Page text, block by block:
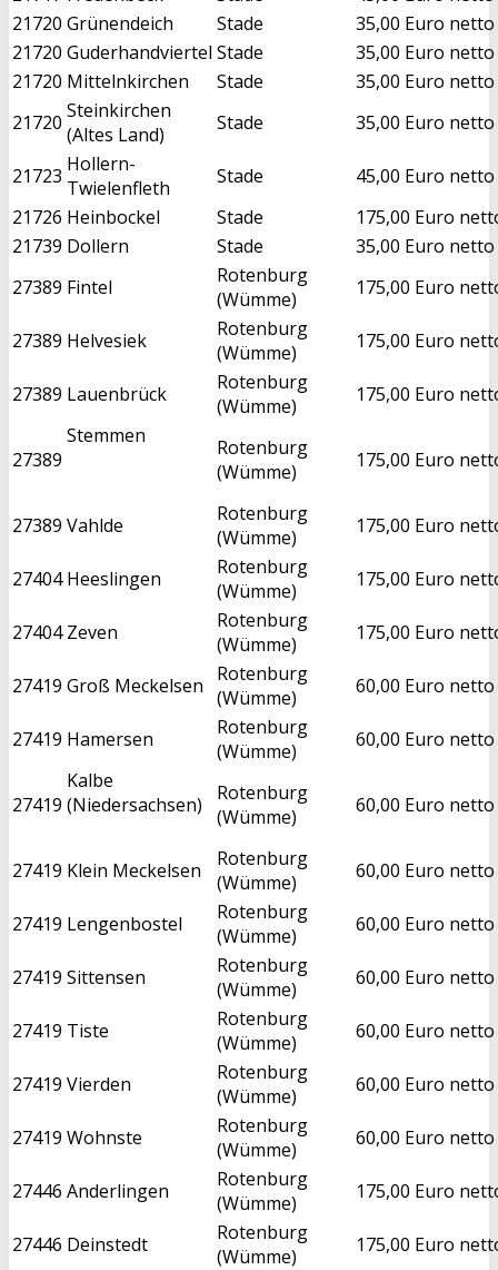
21720 Grünendeich Stade
35,00 Euro netto
21720 Guderhandviertel Stade
35,00 Euro netto
21720 Mittelnkirchen Stade
35,00 Euro netto
21720 Steinkirchen
(Altes Land)
Stade 35,00 Euro netto
21723 Hollern-
Twielenfleth
Stade
45,00 Euro netto
21726 Heinbockel Stade
175,00 Euro
21739 Dollern Stade
35,00 Euro netto
27389 Fintel
Rotenburg
(Wümme)
175,00 Euro
27389 Helvesiek
Rotenburg
(Wümme)
175,00 Euro
27389 Lauenbrück
Rotenburg
(Wümme)
175,00 Euro
27389
Stemmen
Rotenburg
(Wümme)
175,00 Euro
27389 Vahlde
Rotenburg
(Wümme)
175,00 Euro
27404 Heeslingen
Rotenburg
(Wümme)
175,00 Euro
27404 Zeven
Rotenburg
(Wümme)
175,00 Euro
27419 Groß Meckelsen
Rotenburg
(Wümme)
60,00 Euro netto
27419 Hamersen
Rotenburg
(Wümme)
60,00 Euro netto
27419
Kalbe
(Niedersachsen)
Rotenburg
(Wümme)
60,00 Euro netto
27419 Klein Meckelsen
Rotenburg
(Wümme)
60,00 Euro netto
27419 Lengenbostel
Rotenburg
(Wümme)
60,00 Euro netto
27419 Sittensen
Rotenburg
(Wümme)
60,00 Euro netto
27419 Tiste
Rotenburg
(Wümme)
60,00 Euro netto
27419 Vierden
Rotenburg
(Wümme)
60,00 Euro netto
27419 Wohnste
Rotenburg
(Wümme)
60,00 Euro netto
27446 Anderlingen
Rotenburg
(Wümme)
175,00 Euro
27446 Deinstedt
Rotenburg
(Wümme)
175,00 Euro